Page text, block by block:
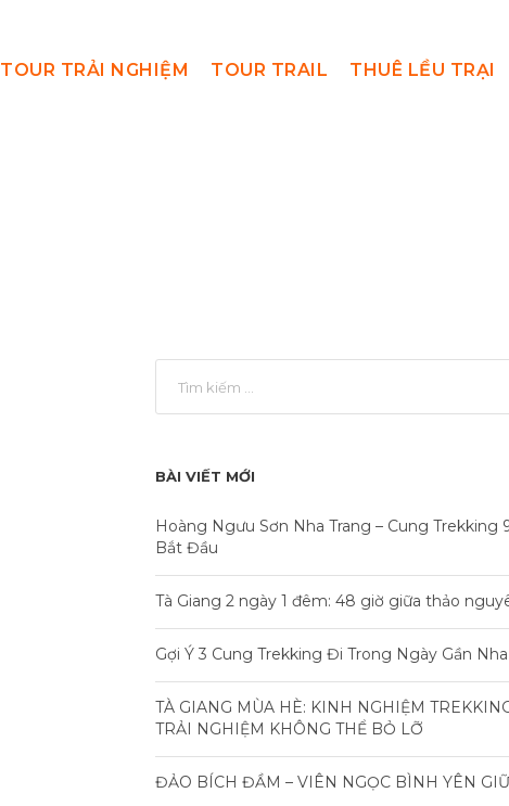
TOUR TRẢI NGHIỆM TOUR TRAIL THUÊ LỀU TRẠI
BÀI VIẾT MỚI
Hoàng Ngưu Sơn Nha Trang – Cung Trekking
Bắt Đầu
Tà Giang 2 ngày 1 đêm: 48 giờ giữa thảo
Gợi Ý 3 Cung Trekking Đi Trong Ngày Gần
TÀ GIANG MÙA HÈ: KINH NGHIỆM
TRẢI NGHIỆM KHÔNG THỂ BỎ LỠ
ĐẢO BÍCH ĐẦM – VIÊN NGỌC BÌNH YÊN